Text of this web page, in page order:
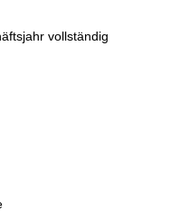
vollständig